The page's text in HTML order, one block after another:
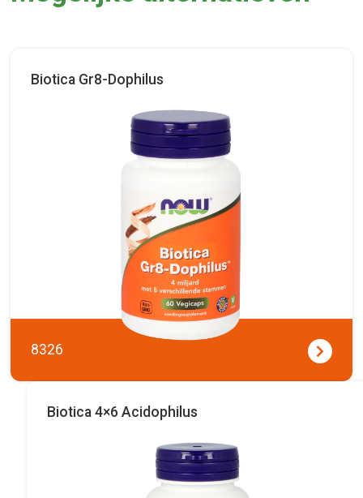
Biotica Gr8-Dophilus
8326
Biotica 4×6 Acidophilus